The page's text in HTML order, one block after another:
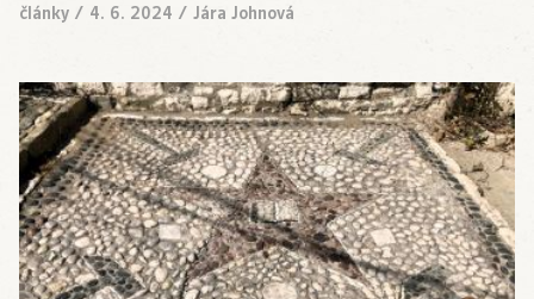
články / 4. 6. 2024 / Jára Johnová